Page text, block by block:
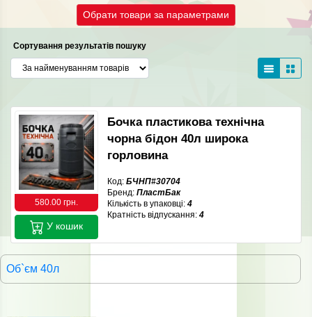
Обрати товари за параметрами
Сортування результатів пошуку
580.00 грн.
Бочка пластикова технічна
чорна бідон 40л широка
горловина
Код: БЧНП#30704
Бренд: ПластБак
Кількість в упаковці: 4
Кратність відпускання: 4
У кошик
Об`єм 40л